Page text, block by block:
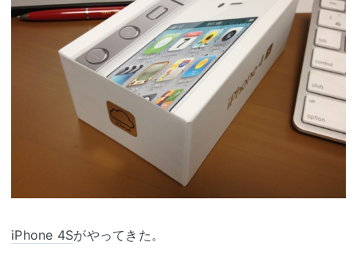
iPhone 4Sがやってきた。